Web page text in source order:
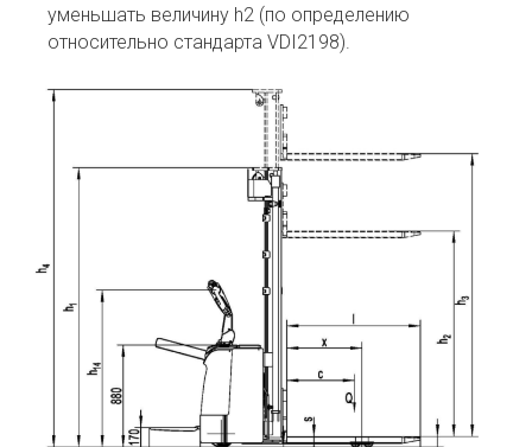
уменьшать величину h2 (по определению
относительно стандарта VDI2198).